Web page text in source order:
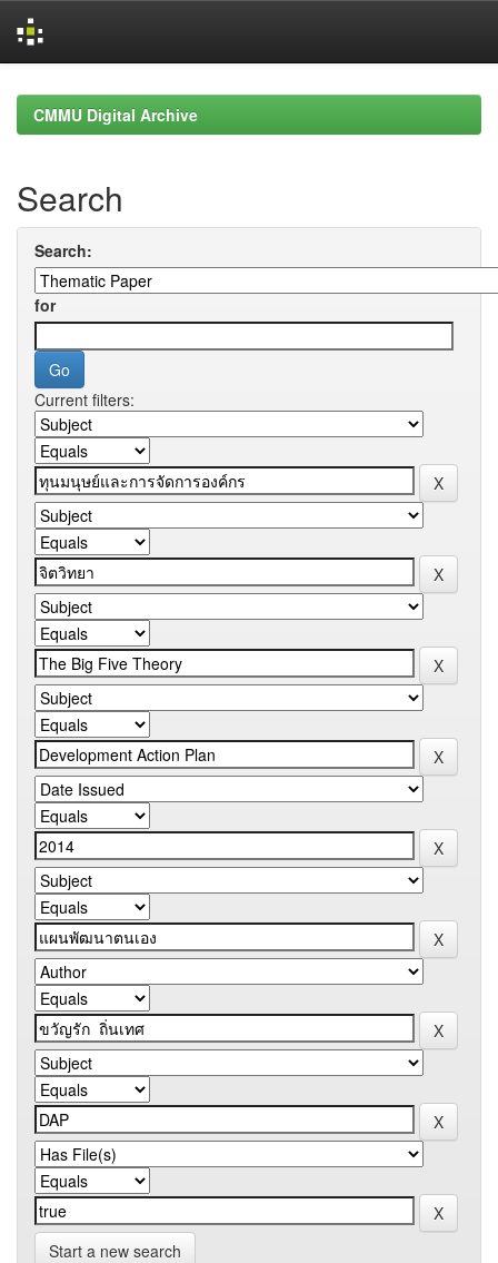
navigationCMMU Digital Archive
Search
Search:
for
Current filters:
Start a new search